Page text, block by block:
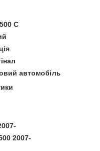
C
автомобіль
2007-